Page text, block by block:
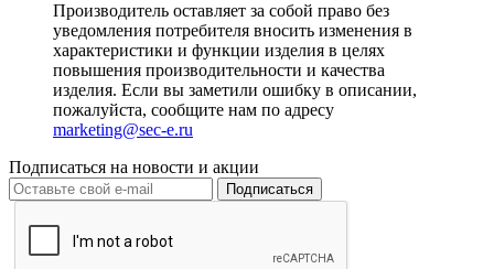
Производитель оставляет за собой право без
уведомления потребителя вносить изменения в
характеристики и функции изделия в целях
повышения производительности и качества
изделия. Если вы заметили ошибку в описании,
пожалуйста, сообщите нам по адресу
marketing@sec-e.ru
Подписаться на новости и акции
Подписаться